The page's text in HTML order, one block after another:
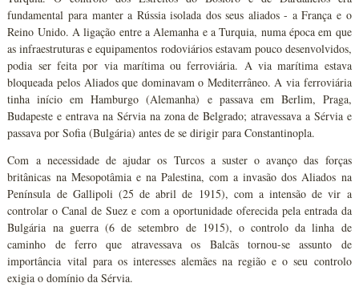
fundamental para manter a Rússia isolada dos seus aliados - a França e o
Reino Unido. A ligação entre a Alemanha e a Turquia, numa época em que
as infraestruturas e equipamentos rodoviários estavam pouco desenvolvidos,
podia ser feita por via marítima ou ferroviária. A via marítima estava
bloqueada pelos Aliados que dominavam o Mediterrâneo. A via ferroviária
tinha início em Hamburgo (Alemanha) e passava em Berlim, Praga,
Budapeste e entrava na Sérvia na zona de Belgrado; atravessava a Sérvia e
passava por Sofia (Bulgária) antes de se dirigir para Constantinopla.
Com a necessidade de ajudar os Turcos a suster o avanço das forças
britânicas na Mesopotâmia e na Palestina, com a invasão dos Aliados na
Península de Gallipoli (25 de abril de 1915), com a intensão de vir a
controlar o Canal de Suez e com a oportunidade oferecida pela entrada da
Bulgária na guerra (6 de setembro de 1915), o controlo da linha de
caminho de ferro que atravessava os Balcãs tornou-se assunto de
importância vital para os interesses alemães na região e o seu controlo
exigia o domínio da Sérvia.